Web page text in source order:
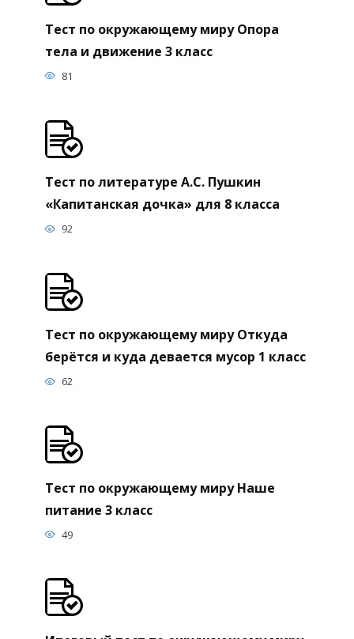
Тест по окружающему миру Опора
тела и движение 3 класс
81
Тест по литературе А.С. Пушкин
«Капитанская дочка» для 8 класса
92
Тест по окружающему миру Откуда
берётся и куда девается мусор 1 класс
62
Тест по окружающему миру Наше
питание 3 класс
49